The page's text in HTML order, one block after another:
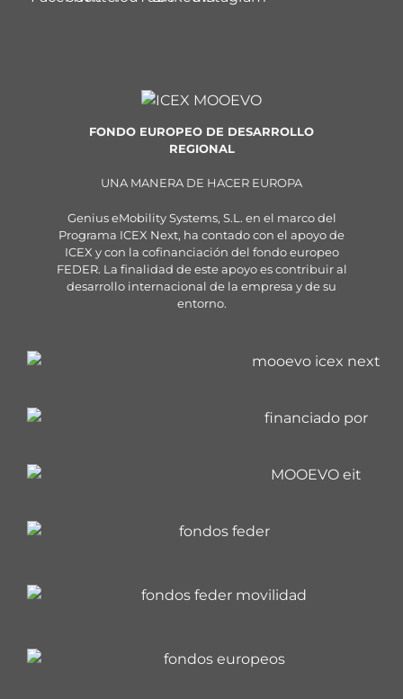
FONDO EUROPEO DE DESARROLLO
REGIONAL
UNA MANERA DE HACER EUROPA
Genius eMobility Systems, S.L. en el marco del
Programa ICEX Next, ha contado con el apoyo de
ICEX y con la cofinanciación del fondo europeo
FEDER. La finalidad de este apoyo es contribuir al
desarrollo internacional de la empresa y de su
entorno.